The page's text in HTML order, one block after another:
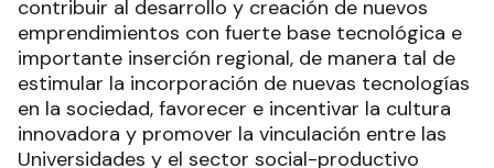
contribuir al desarrollo y creación de nuevos
emprendimientos con fuerte base tecnológica e
importante inserción regional, de manera tal de
estimular la incorporación de nuevas tecnologías
en la sociedad, favorecer e incentivar la cultura
innovadora y promover la vinculación entre las
Universidades y el sector social-productivo